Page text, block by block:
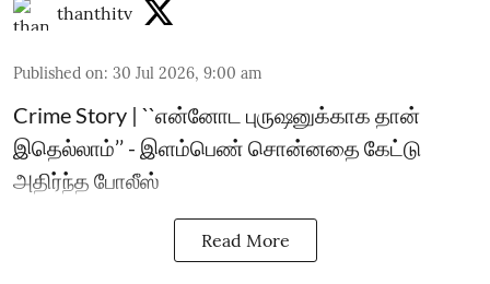
thanthitv
Published on: 30 Jul 2026, 9:00 am
Crime Story | ``என்னோட புருஷனுக்காக தான்
இதெல்லாம்’’ - இளம்பெண் சொன்னதை கேட்டு
அதிர்ந்த போலீஸ்
Read More